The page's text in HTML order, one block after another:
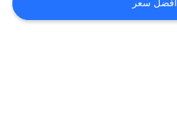
افضل سعر